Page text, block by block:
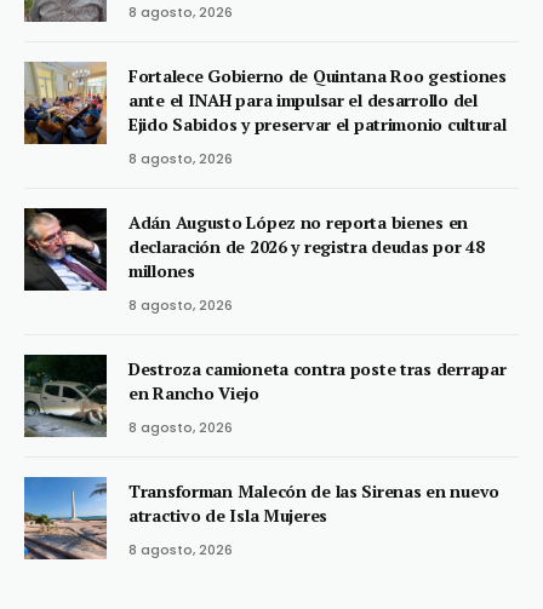
8 agosto, 2026
Fortalece Gobierno de Quintana Roo gestiones
ante el INAH para impulsar el desarrollo del
Ejido Sabidos y preservar el patrimonio cultural
8 agosto, 2026
Adán Augusto López no reporta bienes en
declaración de 2026 y registra deudas por 48
millones
8 agosto, 2026
Destroza camioneta contra poste tras derrapar
en Rancho Viejo
8 agosto, 2026
Transforman Malecón de las Sirenas en nuevo
atractivo de Isla Mujeres
8 agosto, 2026